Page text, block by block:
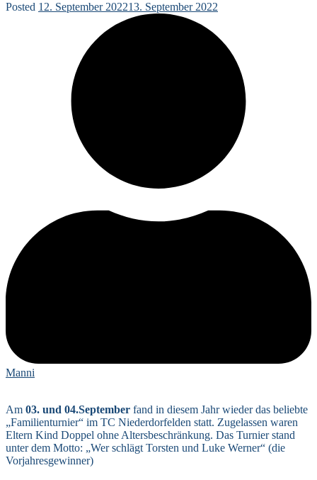
Posted 12. September 202213. September 2022
Manni
Am 03. und 04.September fand in diesem Jahr wieder das beliebte
„Familienturnier“ im TC Niederdorfelden statt. Zugelassen waren
Eltern Kind Doppel ohne Altersbeschränkung. Das Turnier stand
unter dem Motto: „Wer schlägt Torsten und Luke Werner“ (die
Vorjahresgewinner)